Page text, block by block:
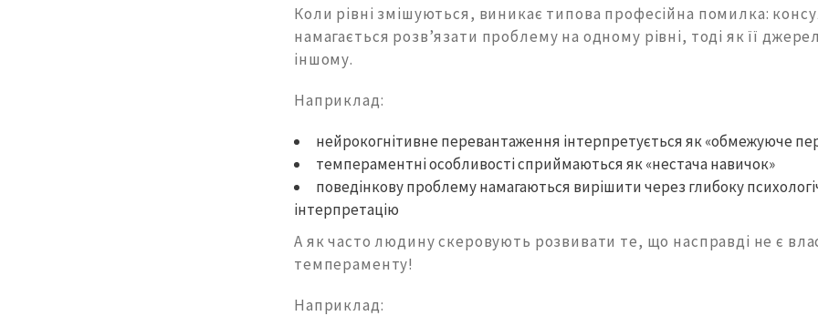
Коли рівні змішуються, виникає типова професійна помилка:
намагається розв’язати проблему на одному рівні, тоді як її
іншому.
Наприклад:
нейрокогнітивне перевантаження інтерпретується як «обмежуюче
темпераментні особливості сприймаються як «нестача навичок»
поведінкову проблему намагаються вирішити через глибоку
інтерпретацію
А як часто людину скеровують розвивати те, що насправді не є
темпераменту!
Наприклад: